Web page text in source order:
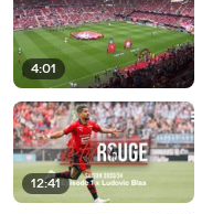
4:01
12:41